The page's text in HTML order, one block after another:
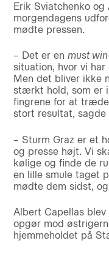
Erik Sviatchenko
morgendagens
mødte pressen.
– Det er en must
situation, hvor vi
Men det bliver ikke
stærkt hold, som er
fingrene for at
stort resultat,
– Sturm Graz er et
og presse højt. Vi
kølige og finde de
en lille smule taget
mødte dem sidst,
Albert Capellas
opgør mod
hjemmeholdet på